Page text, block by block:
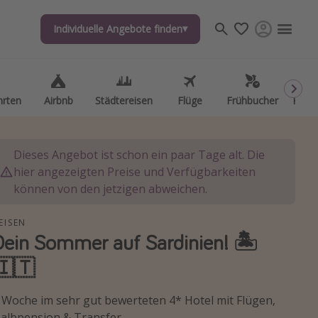
Individuelle Angebote finden
Airbnb Städtereisen Flüge Frühbucher
Individuelle Angebote finden
Airbnb Städtereisen Flüge Frühbucher
Dieses Angebot ist schon ein paar Tage alt. Die
hier angezeigten Preise und Verfügbarkeiten
können von den jetzigen abweichen.
Sommer auf Sardinien! 🏝️
Woche im sehr gut bewerteten 4* Hotel mit Flügen,